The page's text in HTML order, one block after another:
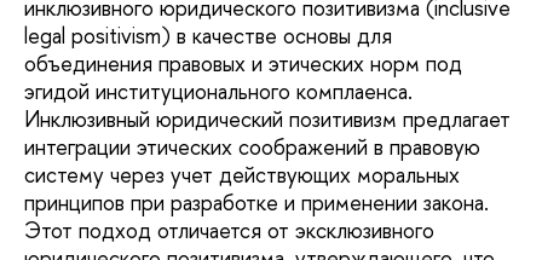
инклюзивного юридического позитивизма (inclusive
legal positivism) в качестве основы для
объединения правовых и этических норм под
эгидой институционального комплаенса.
Инклюзивный юридический позитивизм предлагает
интеграции этических соображений в правовую
систему через учет действующих моральных
принципов при разработке и применении закона.
Этот подход отличается от эксклюзивного